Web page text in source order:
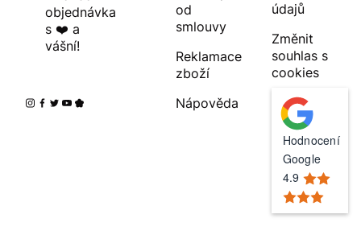
objednávka
s ❤️ a
vášní!
od
smlouvy
Reklamace
zboží
Nápověda
údajů
Změnit
souhlas s
cookies
Hodnocení
Google
4.9